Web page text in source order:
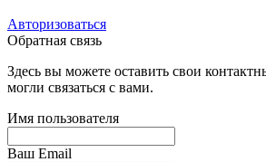
Авторизоваться
Обратная связь
Здесь вы можете оставить свои
могли связаться с вами.
Имя пользователя
Ваш Email